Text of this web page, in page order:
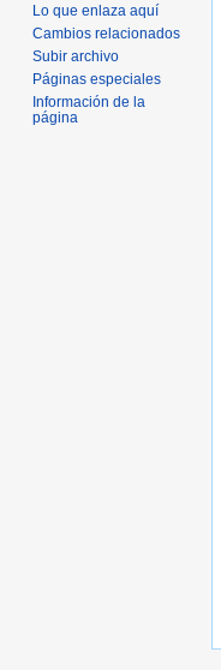
Lo que enlaza aquí
Cambios relacionados
Subir archivo
Páginas especiales
Información de la
página